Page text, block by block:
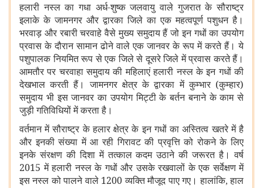
हलारी नस्ल का गधा अर्ध-शुष्क जलवायु वाले गुजरात के सौराष्ट्र
इलाके के जामनगर और द्वारका जिले का एक महत्वपूर्ण पशुधन है।
भरवाड़ और रबारी चरवाहे वैसे मुख्य समुदाय हैं जो इन गधों का उपयोग
प्रवास के दौरान सामान ढोने वाले एक जानवर के रूप में करते हैं। ये
पशुपालक नियमित रूप से एक जिले से दूसरे जिले में प्रवास करते हैं।
आमतौर पर चरवाहा समुदाय की महिलाएं हलारी नस्ल के इन गधों की
देखभाल करती हैं। जामनगर क्षेत्र के द्वारका में कुम्भार (कुम्हार)
समुदाय भी इस जानवर का उपयोग मिट्टी के बर्तन बनाने के काम से
जुड़ी गतिविधियों में करता है।
वर्तमान में सौराष्ट्र के हलार क्षेत्र के इन गधों का अस्तित्व खतरे में है
और इनकी संख्या में आ रही गिरावट की प्रवृत्ति को रोकने के लिए
इनके संरक्षण की दिशा में तत्काल कदम उठाने की जरूरत है। वर्ष
2015 में हलारी नस्ल के गधों और उसके रखवालों के एक सर्वेक्षण में
इस नस्ल को पालने वाले 1200 व्यक्ति मौजूद पाए गए। हालांकि,हाल